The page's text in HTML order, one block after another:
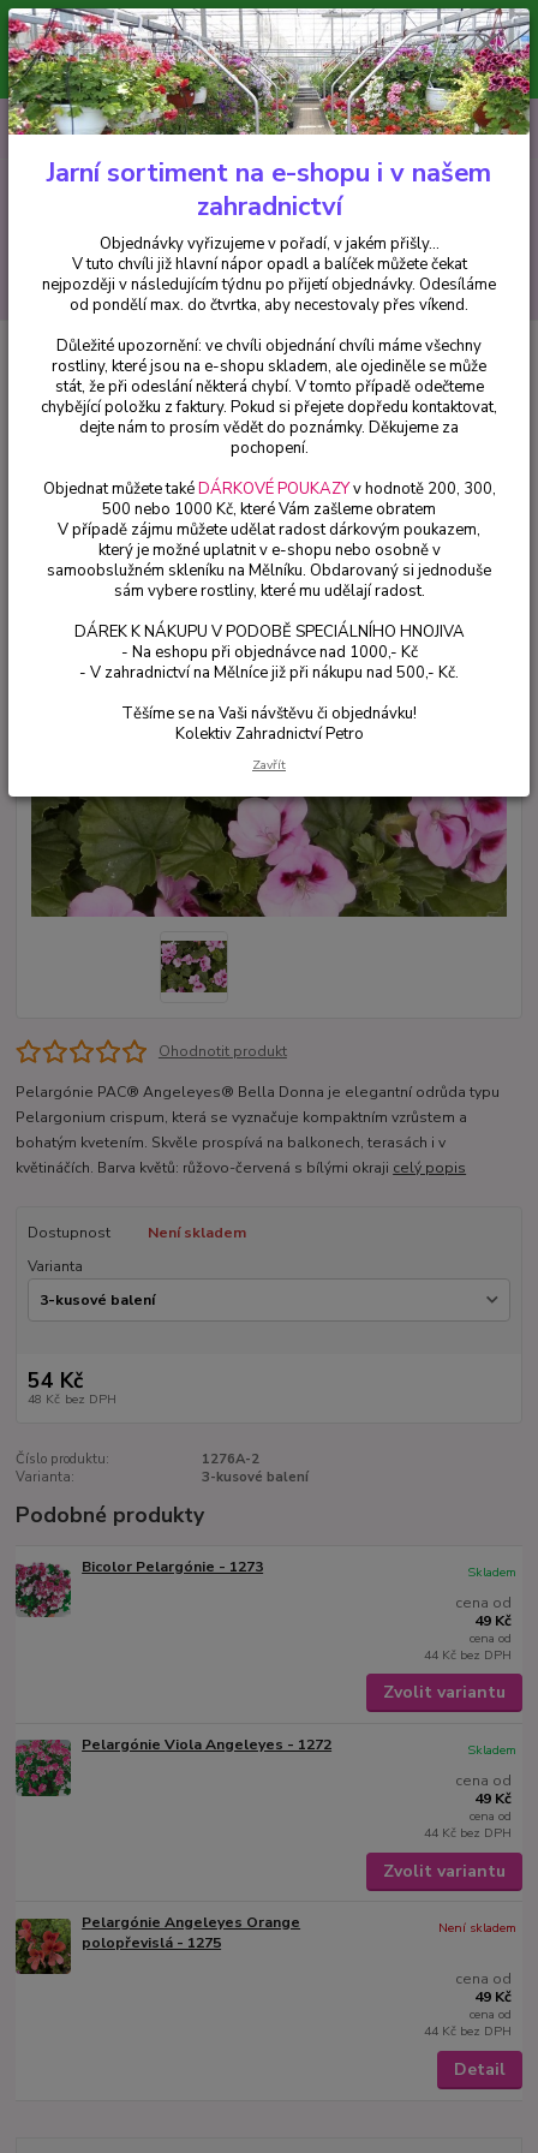
Minimální hodnota pro odeslání z e-shopu je 300 Kč.
V tuto chvíli již hlavní nápor objednávek opadl a balíček můžete čekat
nejpozději v následujícím týdnu po přijetí objednávky. Objednávky
vyřizujeme v pořadí, v jakém přišly...
CZK
Hledat
+420 602 223 614 0ks
za0 Kč
Pelargonie
Angeleyes - Bella Donna - růžovo-červená - cena za kus
v 3-kusovém balení
Angeleyes - Bella Donna -
růžovo-červená - cena za kus v 3-
kusovém balení
Ohodnotit produkt
Pelargónie PAC® Angeleyes® Bella Donna je elegantní odrůda typu
Pelargonium crispum, která se vyznačuje kompaktním vzrůstem a
bohatým kvetením. Skvěle prospívá na balkonech, terasách i v
květináčích. Barva květů: růžovo-červená s bílými okraji celý popis
Dostupnost
Není skladem
Varianta
54 Kč
48 Kč bez DPH
Číslo produktu:
1276A-2
Varianta:
3-kusové balení
Podobné produkty
Bicolor Pelargónie - 1273
cena od
49 Kč
cena od
44 Kč bez DPH
Skladem
Zvolit variantu
Pelargónie Viola Angeleyes - 1272
cena od
49 Kč
cena od
44 Kč bez DPH
Skladem
Zvolit variantu
Pelargónie Angeleyes Orange
polopřevislá - 1275
cena od
49 Kč
cena od
44 Kč bez DPH
Není skladem
Detail
Jarní sortiment na e-shopu i v našem
zahradnictví
Objednávky vyřizujeme v pořadí, v jakém přišly...
V tuto chvíli již hlavní nápor opadl a balíček můžete čekat
nejpozději v následujícím týdnu po přijetí objednávky. Odesíláme
od pondělí max. do čtvrtka, aby necestovaly přes víkend.
Důležité upozornění: ve chvíli objednání chvíli máme všechny
rostliny, které jsou na e-shopu skladem, ale ojediněle se může
stát, že při odeslání některá chybí. V tomto případě odečteme
chybějící položku z faktury. Pokud si přejete dopředu kontaktovat,
dejte nám to prosím vědět do poznámky. Děkujeme za
pochopení.
Objednat můžete takéDÁRKOVÉ POUKAZYv hodnotě 200, 300,
500 nebo 1000 Kč, které Vám zašleme obratem
V případě zájmu můžete udělat radost dárkovým poukazem,
který je možné uplatnit v e-shopu nebo osobně v
samoobslužném skleníku na Mělníku. Obdarovaný si jednoduše
sám vybere rostliny, které mu udělají radost.
DÁREK K NÁKUPU V PODOBĚ SPECIÁLNÍHO HNOJIVA
- Na eshopu při objednávce nad 1000,- Kč
- V zahradnictví na Mělníce již při nákupu nad 500,- Kč.
Těšíme se na Vaši návštěvu či objednávku!
Kolektiv Zahradnictví Petro
Zavřít